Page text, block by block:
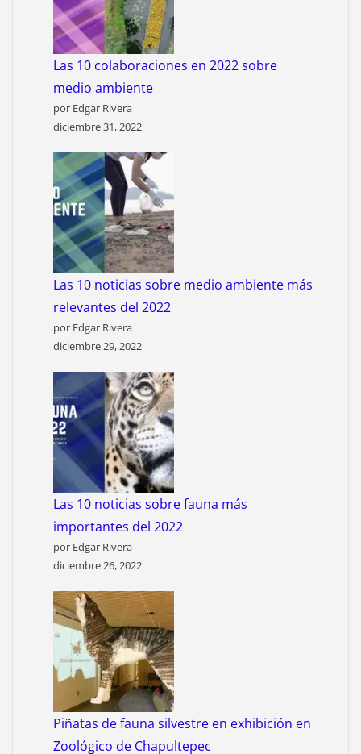
Las 10 colaboraciones en 2022 sobre
medio ambiente
por Edgar Rivera
diciembre 31, 2022
Las 10 noticias sobre medio ambiente más
relevantes del 2022
por Edgar Rivera
diciembre 29, 2022
Las 10 noticias sobre fauna más
importantes del 2022
por Edgar Rivera
diciembre 26, 2022
Piñatas de fauna silvestre en exhibición en
Zoológico de Chapultepec